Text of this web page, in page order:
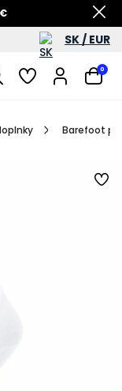
%
SK / EUR
0
Barefoot